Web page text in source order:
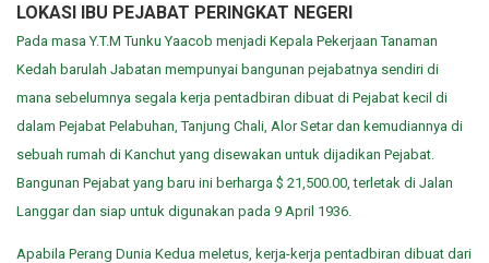
LOKASI IBU PEJABAT PERINGKAT NEGERI
Pada masa Y.T.M Tunku Yaacob menjadi Kepala Pekerjaan Tanaman
Kedah barulah Jabatan mempunyai bangunan pejabatnya sendiri di
mana sebelumnya segala kerja pentadbiran dibuat di Pejabat kecil di
dalam Pejabat Pelabuhan, Tanjung Chali, Alor Setar dan kemudiannya di
sebuah rumah di Kanchut yang disewakan untuk dijadikan Pejabat.
Bangunan Pejabat yang baru ini berharga $ 21,500.00, terletak di Jalan
Langgar dan siap untuk digunakan pada 9 April 1936.
Apabila Perang Dunia Kedua meletus, kerja-kerja pentadbiran dibuat dari